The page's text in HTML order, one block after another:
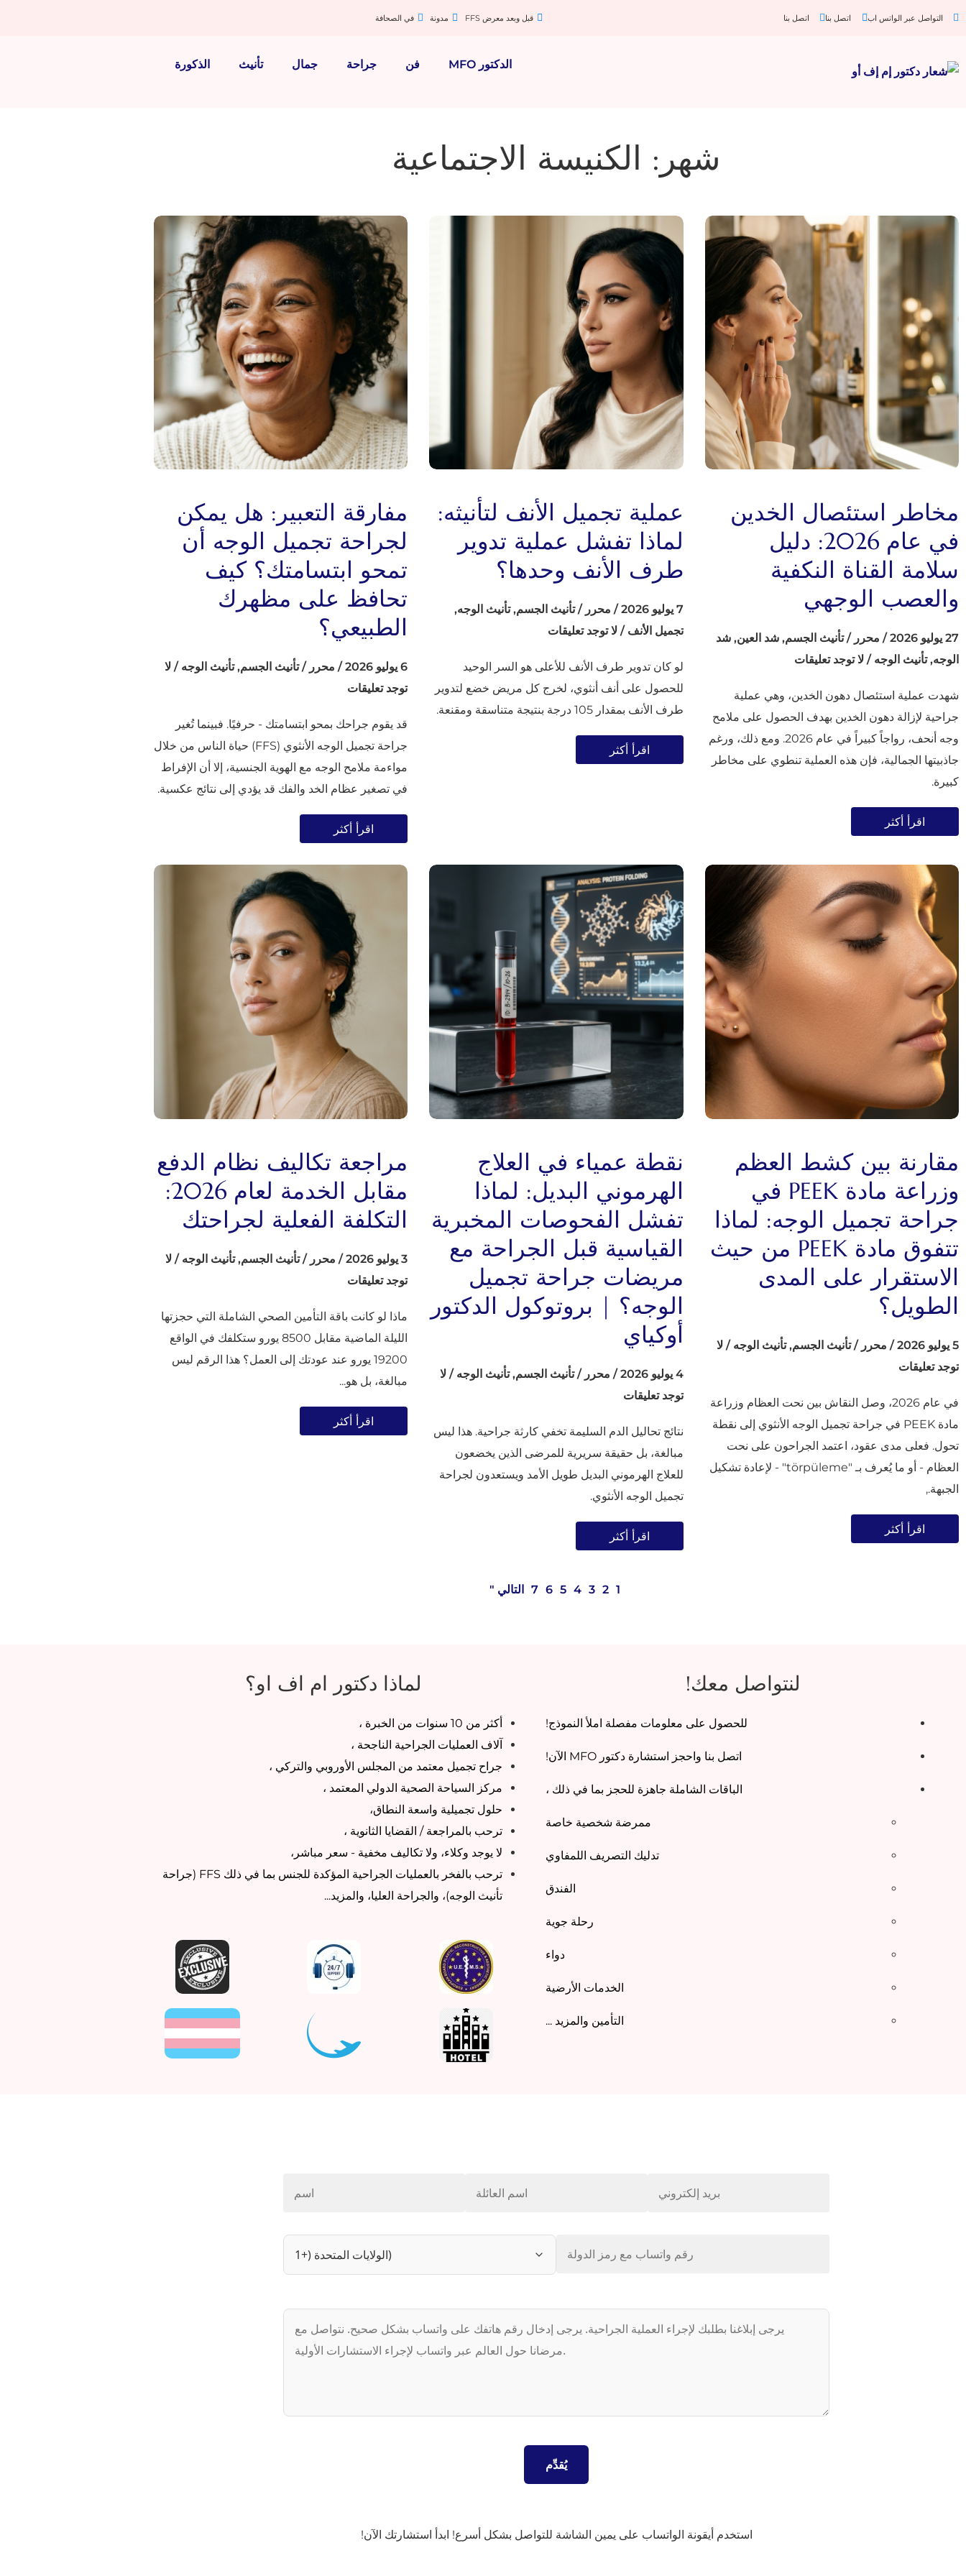
التواصل عبر الواتس اب اتصل بنا اتصل بنا قبل وبعد معرض FFS مدونة في الصحافة
الدكتور MFO فن جراحة جمال تأنيث الذكورة
شهر: الكنيسة الاجتماعية
مخاطر استئصال الخدين
في عام 2026: دليل
سلامة القناة النكفية
والعصب الوجهي
27 يوليو 2026 / محرر / تأنيث الجسم, شد العين, شد
الوجه,تأنيث الوجه / لا توجد تعليقات
شهدت عملية استئصال دهون الخدين، وهي عملية
جراحية لإزالة دهون الخدين بهدف الحصول على ملامح
وجه أنحف، رواجاً كبيراً في عام 2026. ومع ذلك، ورغم
جاذبيتها الجمالية، فإن هذه العملية تنطوي على مخاطر
كبيرة.
اقرأ أكثر
عملية تجميل الأنف لتأنيثه:
لماذا تفشل عملية تدوير
طرف الأنف وحدها؟
7 يوليو 2026 / محرر / تأنيث الجسم,تأنيث الوجه,
تجميل الأنف / لا توجد تعليقات
لو كان تدوير طرف الأنف للأعلى هو السر الوحيد
للحصول على أنف أنثوي، لخرج كل مريض خضع لتدوير
طرف الأنف بمقدار 105 درجة بنتيجة متناسقة ومقنعة.
اقرأ أكثر
مفارقة التعبير: هل يمكن
لجراحة تجميل الوجه أن
تمحو ابتسامتك؟ كيف
تحافظ على مظهرك
الطبيعي؟
6 يوليو 2026 / محرر / تأنيث الجسم,تأنيث الوجه / لا
توجد تعليقات
قد يقوم جراحك بمحو ابتسامتك - حرفيًا. فبينما تُغير
جراحة تجميل الوجه الأنثوي (FFS) حياة الناس من خلال
مواءمة ملامح الوجه مع الهوية الجنسية، إلا أن الإفراط
في تصغير عظام الخد والفك قد يؤدي إلى نتائج عكسية.
اقرأ أكثر
مقارنة بين كشط العظم
وزراعة مادة PEEK في
جراحة تجميل الوجه: لماذا
تتفوق مادة PEEK من حيث
الاستقرار على المدى
الطويل؟
5 يوليو 2026 / محرر / تأنيث الجسم,تأنيث الوجه / لا
توجد تعليقات
في عام 2026، وصل النقاش بين نحت العظام وزراعة
مادة PEEK في جراحة تجميل الوجه الأنثوي إلى نقطة
تحول. فعلى مدى عقود، اعتمد الجراحون على نحت
العظام - أو ما يُعرف بـ "törpüleme" - لإعادة تشكيل
الجبهة.,
اقرأ أكثر
نقطة عمياء في العلاج
الهرموني البديل: لماذا
تفشل الفحوصات المخبرية
القياسية قبل الجراحة مع
مريضات جراحة تجميل
الوجه؟ | بروتوكول الدكتور
أوكياي
4 يوليو 2026 / محرر / تأنيث الجسم,تأنيث الوجه / لا
توجد تعليقات
نتائج تحاليل الدم السليمة تخفي كارثة جراحية. هذا ليس
مبالغة، بل حقيقة سريرية للمرضى الذين يخضعون
للعلاج الهرموني البديل طويل الأمد ويستعدون لجراحة
تجميل الوجه الأنثوي.
اقرأ أكثر
مراجعة تكاليف نظام الدفع
مقابل الخدمة لعام 2026:
التكلفة الفعلية لجراحتك
3 يوليو 2026 / محرر / تأنيث الجسم,تأنيث الوجه / لا
توجد تعليقات
ماذا لو كانت باقة التأمين الصحي الشاملة التي حجزتها
الليلة الماضية مقابل 8500 يورو ستكلفك في الواقع
19200 يورو عند عودتك إلى العمل؟ هذا الرقم ليس
مبالغة، بل هو...
اقرأ أكثر
1
2
3
4
5
6
7 التالي "
لنتواصل معك!
للحصول على معلومات مفصلة املأ النموذج!
اتصل بنا واحجز استشارة دكتور MFO الآن!
الباقات الشاملة جاهزة للحجز بما في ذلك ،
ممرضة شخصية خاصة
تدليك التصريف اللمفاوي
الفندق
رحلة جوية
دواء
الخدمات الأرضية
التأمين والمزيد ...
لماذا دكتور ام اف او؟
أكثر من 10 سنوات من الخبرة ،
آلاف العمليات الجراحية الناجحة ،
جراح تجميل معتمد من المجلس الأوروبي والتركي ،
مركز السياحة الصحية الدولي المعتمد ،
حلول تجميلية واسعة النطاق،
ترحب بالمراجعة / القضايا الثانوية ،
لا يوجد وكلاء، ولا تكاليف مخفية - سعر مباشر،
ترحب بالفخر بالعمليات الجراحية المؤكدة للجنس بما في ذلك FFS (جراحة
تأنيث الوجه)، والجراحة العليا، والمزيد...
استخدم أيقونة الواتساب على يمين الشاشة للتواصل بشكل أسرع! ابدأ استشارتك الآن!